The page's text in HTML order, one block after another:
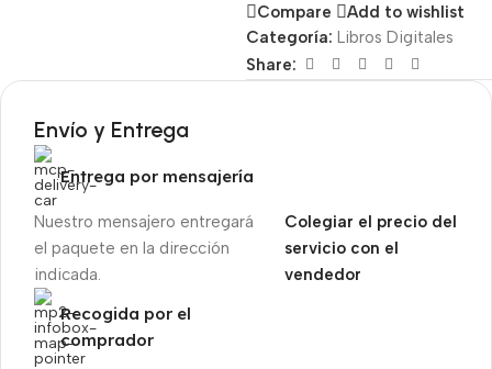
Compare
Add to wishlist
Categoría: Libros Digitales
Share:
Envío y Entrega
Entrega por mensajería
Nuestro mensajero entregará
el paquete en la dirección
indicada.
Colegiar el precio del
servicio con el
vendedor
Recogida por el
comprador